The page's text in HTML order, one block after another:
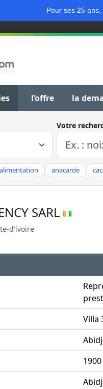
Pour ses 25
l’offre la
Votre
alimentation anacarde
SARL
d'ivoire
Villa
1900